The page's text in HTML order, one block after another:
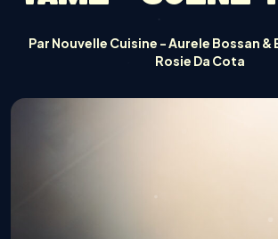
Par Nouvelle Cuisine - Aurele Bossan &
Rosie Da Cota